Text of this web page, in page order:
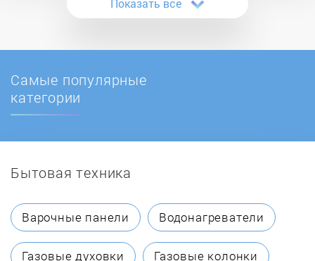
ATON
Ballu
BAXI
Beretta
Показать все
Самые популярные
категории
Бытовая техника
Варочные панели Водонагреватели
Газовые духовки Газовые колонки